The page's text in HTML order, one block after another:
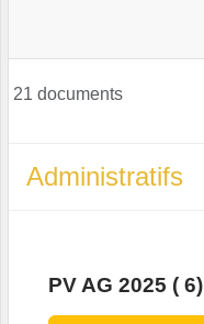
21 documents
Administratifs
PV AG 2025 ( 6)